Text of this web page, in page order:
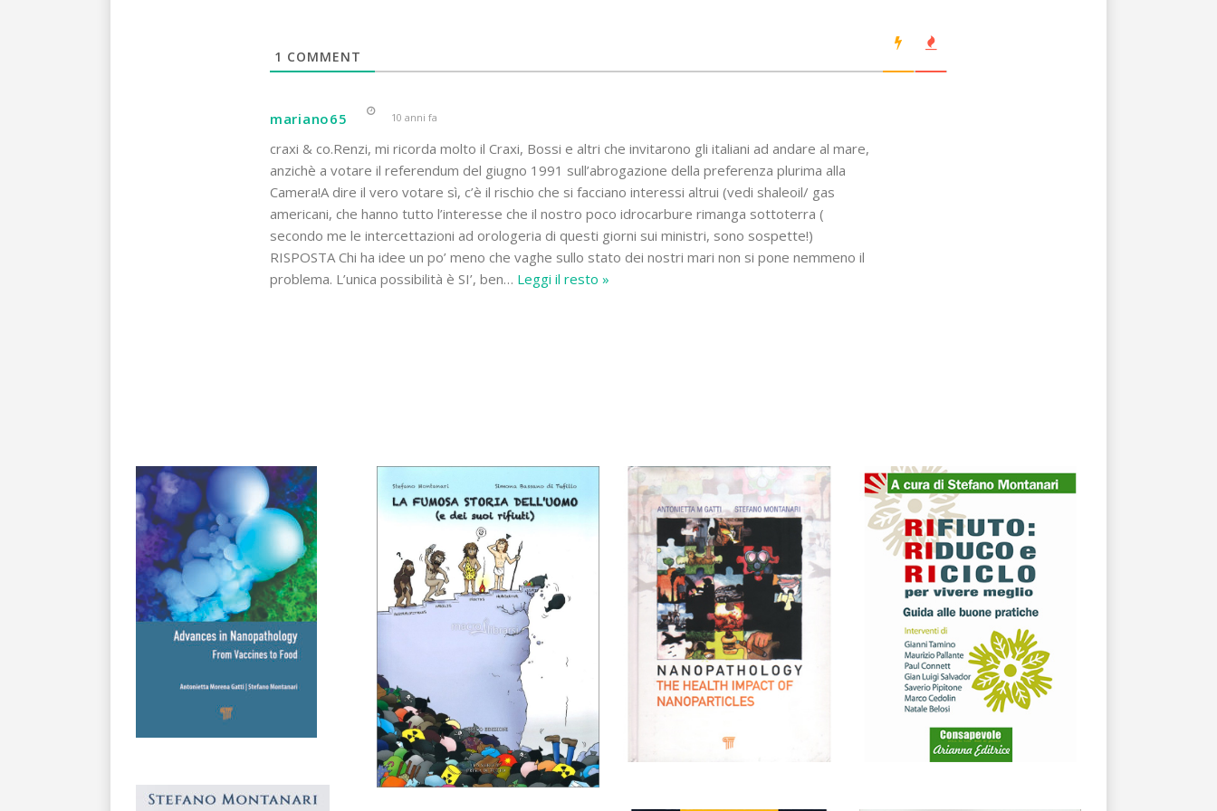
1 COMMENT
mariano65 10 anni fa
craxi & co.Renzi, mi ricorda molto il Craxi, Bossi e altri che invitarono gli italiani ad andare al mare,
anzichè a votare il referendum del giugno 1991 sull’abrogazione della preferenza plurima alla
Camera!A dire il vero votare sì, c’è il rischio che si facciano interessi altrui (vedi shaleoil/ gas
americani, che hanno tutto l’interesse che il nostro poco idrocarbure rimanga sottoterra (
secondo me le intercettazioni ad orologeria di questi giorni sui ministri, sono sospette!)
RISPOSTA Chi ha idee un po’ meno che vaghe sullo stato dei nostri mari non si pone nemmeno il
problema. L’unica possibilità è SI’, ben… Leggi il resto »